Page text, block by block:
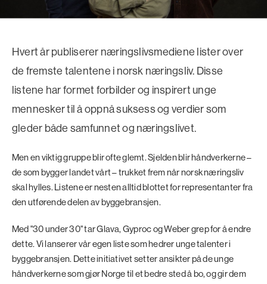
Hvert år publiserer næringslivsmediene lister over
de fremste talentene i norsk næringsliv. Disse
listene har formet forbilder og inspirert unge
mennesker til å oppnå suksess og verdier som
gleder både samfunnet og næringslivet.
Men en viktig gruppe blir ofte glemt. Sjelden blir håndverkerne –
de som bygger landet vårt – trukket frem når norsk næringsliv
skal hylles. Listene er nesten alltid blottet for representanter fra
den utførende delen av byggebransjen.
Med "30 under 30" tar Glava, Gyproc og Weber grep for å endre
dette. Vi lanserer vår egen liste som hedrer unge talenter i
byggebransjen. Dette initiativet setter ansikter på de unge
håndverkerne som gjør Norge til et bedre sted å bo, og gir dem